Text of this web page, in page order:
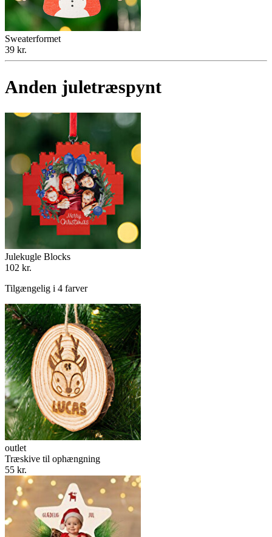
Sweaterformet
39 kr.
Anden juletræspynt
Julekugle Blocks
102 kr.
Tilgængelig i 4 farver
outlet
Træskive til ophængning
55 kr.